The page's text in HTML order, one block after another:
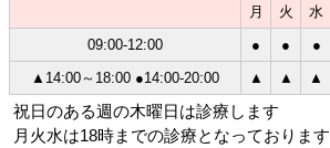
月 火 水
09:00-12:00
● ● ●
▲14:00～18:00 ●14:00-20:00
▲ ▲ ▲
祝日のある週の木曜日は診療します
月火水は18時までの診療となっております